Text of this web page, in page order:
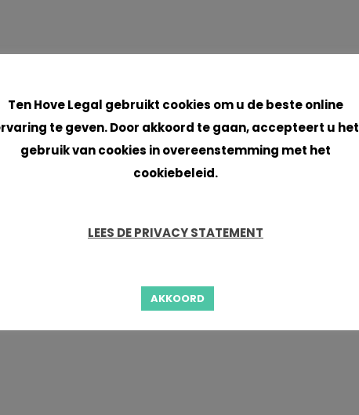
Ten Hove Legal gebruikt cookies om u de beste online
te geven. Door akkoord te gaan, accepteert u het
gebruik van cookies in overeenstemming met het
cookiebeleid.
LEES DE PRIVACY STATEMENT
AKKOORD